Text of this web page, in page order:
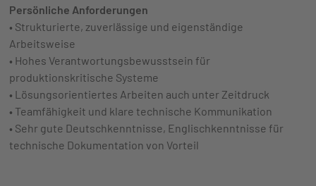
Persönliche Anforderungen
• Strukturierte, zuverlässige und eigenständige
Arbeitsweise
• Hohes Verantwortungsbewusstsein für
produktionskritische Systeme
• Lösungsorientiertes Arbeiten auch unter Zeitdruck
• Teamfähigkeit und klare technische Kommunikation
• Sehr gute Deutschkenntnisse, Englischkenntnisse für
technische Dokumentation von Vorteil